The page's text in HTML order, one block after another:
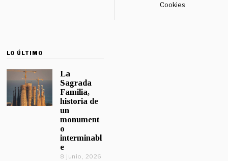
Cookies
LO ÚLTIMO
La
Sagrada
Familia,
historia de
un
monument
o
interminabl
e
8 junio, 2026